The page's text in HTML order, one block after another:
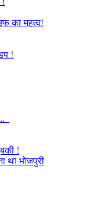
का महत्व!
!
!
था भोजपुरी